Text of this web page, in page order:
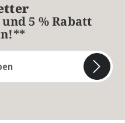
5 % Rabatt